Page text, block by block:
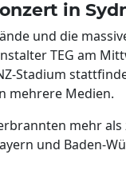
in
und die
TEG am
Stadium
mehrere Medien.
mehr
und Baden-